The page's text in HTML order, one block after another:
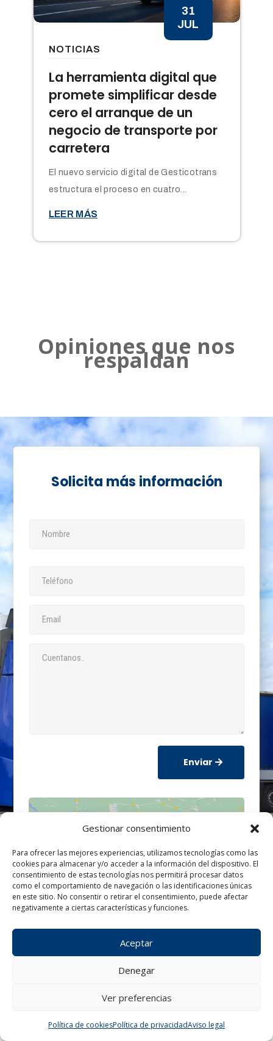
Gestionar consentimiento
Para ofrecer las mejores experiencias, utilizamos tecnologías como las
cookies para almacenar y/o acceder a la información del dispositivo. El
consentimiento de estas tecnologías nos permitirá procesar datos
como el comportamiento de navegación o las identificaciones únicas
en este sitio. No consentir o retirar el consentimiento, puede afectar
negativamente a ciertas características y funciones.
Aceptar
Denegar
Ver preferencias
Política de cookiesPolítica de privacidadAviso legal
La herramienta digital que
promete simplificar desde
cero el arranque de un
negocio de transporte por
carretera
31
JUL
NOTICIAS
El nuevo servicio digital de Gesticotrans
estructura el proceso en cuatro...
LEER MÁS
Opiniones que nos
respaldan
Solicita más información
Enviar
Haz clic para aceptar cookies de
marketing y permitir este contenido
¿Tienes alguna consulta?